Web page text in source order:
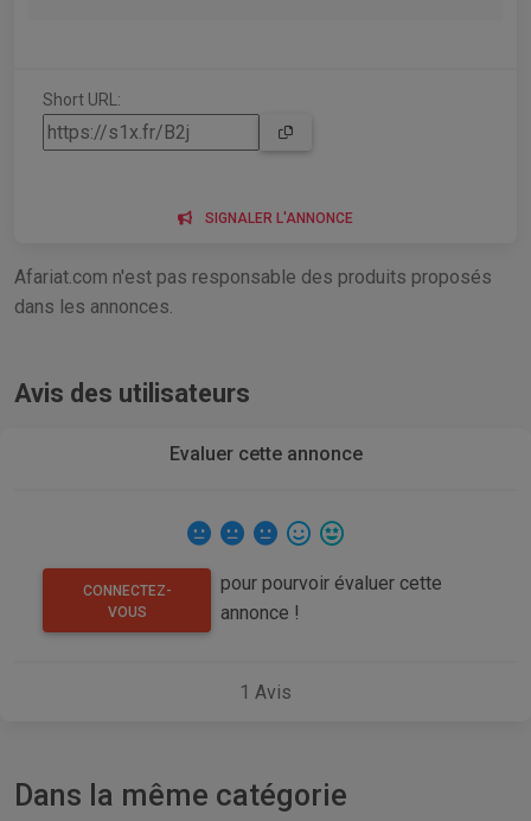
Short URL:
SIGNALER L'ANNONCE
Afariat.com n'est pas responsable des produits proposés
dans les annonces.
Avis des utilisateurs
Evaluer cette annonce
CONNECTEZ-
VOUS
pour pourvoir évaluer cette
annonce !
1 Avis
Dans la même catégorie